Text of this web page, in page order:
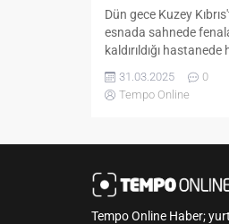
Dün gece Kuzey
esnada sahnede
kaldırıldığı hastanede
neden vefat etti?
31.03.2025
0
Tempo Online
Tempo Online Haber;